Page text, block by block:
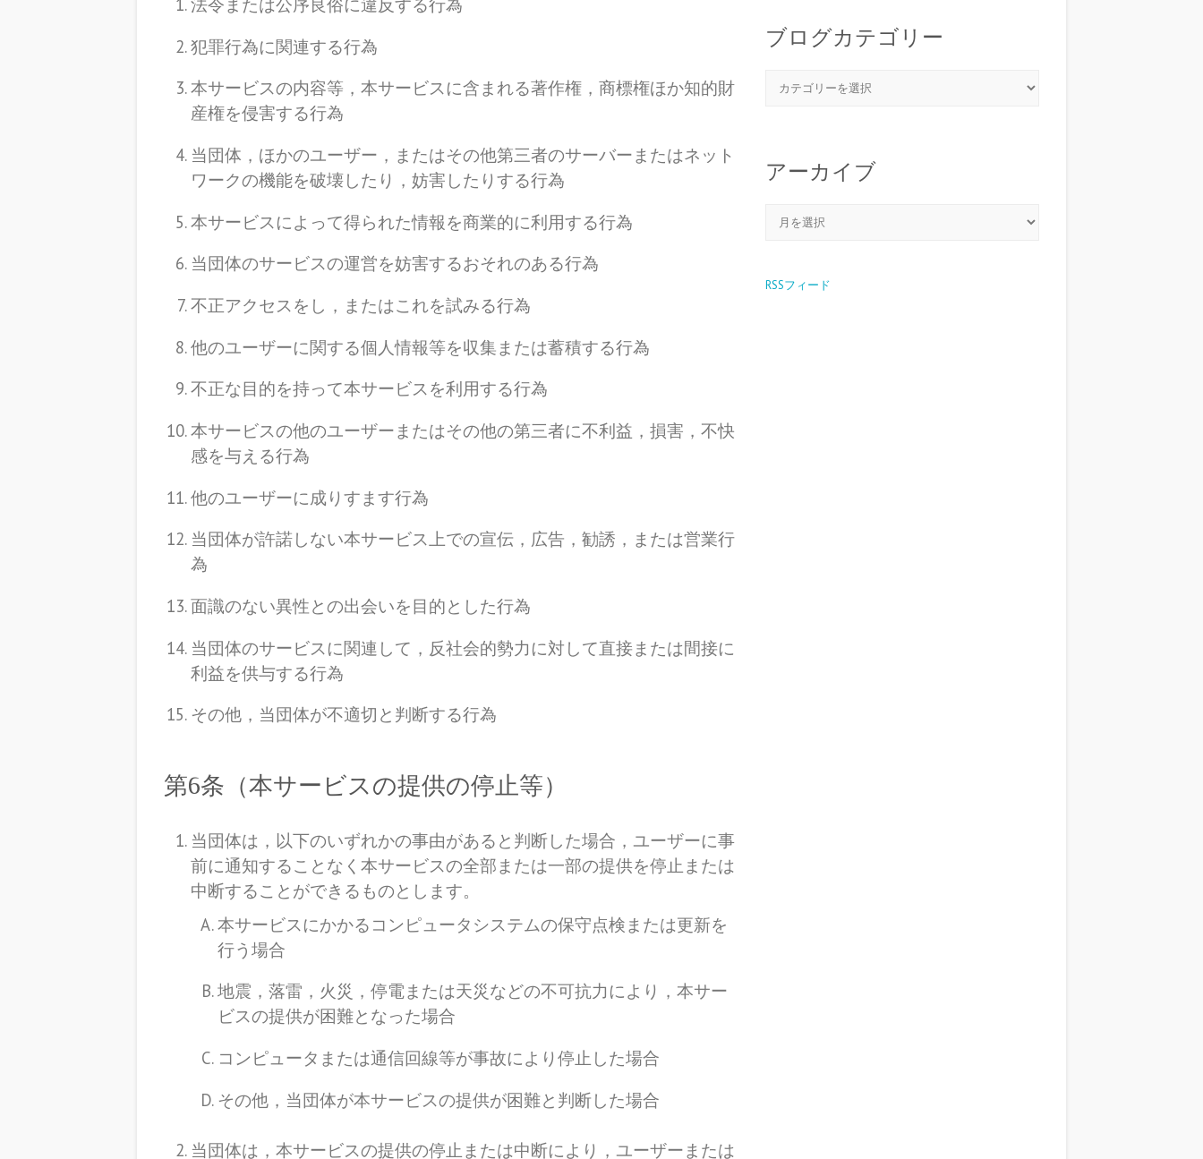
法令または公序良俗に違反する行為
犯罪行為に関連する行為
本サービスの内容等，本サービスに含まれる著作権，商標権ほか知的財
産権を侵害する行為
当団体，ほかのユーザー，またはその他第三者のサーバーまたはネット
ワークの機能を破壊したり，妨害したりする行為
本サービスによって得られた情報を商業的に利用する行為
当団体のサービスの運営を妨害するおそれのある行為
不正アクセスをし，またはこれを試みる行為
他のユーザーに関する個人情報等を収集または蓄積する行為
不正な目的を持って本サービスを利用する行為
本サービスの他のユーザーまたはその他の第三者に不利益，損害，不快
感を与える行為
他のユーザーに成りすます行為
当団体が許諾しない本サービス上での宣伝，広告，勧誘，または営業行
為
面識のない異性との出会いを目的とした行為
当団体のサービスに関連して，反社会的勢力に対して直接または間接に
利益を供与する行為
その他，当団体が不適切と判断する行為
第6条（本サービスの提供の停止等）
当団体は，以下のいずれかの事由があると判断した場合，ユーザーに事
前に通知することなく本サービスの全部または一部の提供を停止または
中断することができるものとします。
本サービスにかかるコンピュータシステムの保守点検または更新を
行う場合
地震，落雷，火災，停電または天災などの不可抗力により，本サー
ビスの提供が困難となった場合
コンピュータまたは通信回線等が事故により停止した場合
その他，当団体が本サービスの提供が困難と判断した場合
当団体は，本サービスの提供の停止または中断により，ユーザーまたは
ブログカテゴリー
アーカイブ
RSSフィード